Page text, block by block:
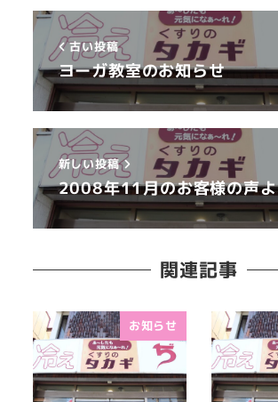
古い投稿
ヨーガ教室のお知らせ
新しい投稿
2008年11月のお客様の声
関連記事
お知らせ